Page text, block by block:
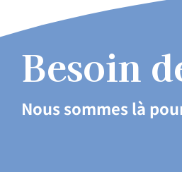
Besoin
Nous sommes là